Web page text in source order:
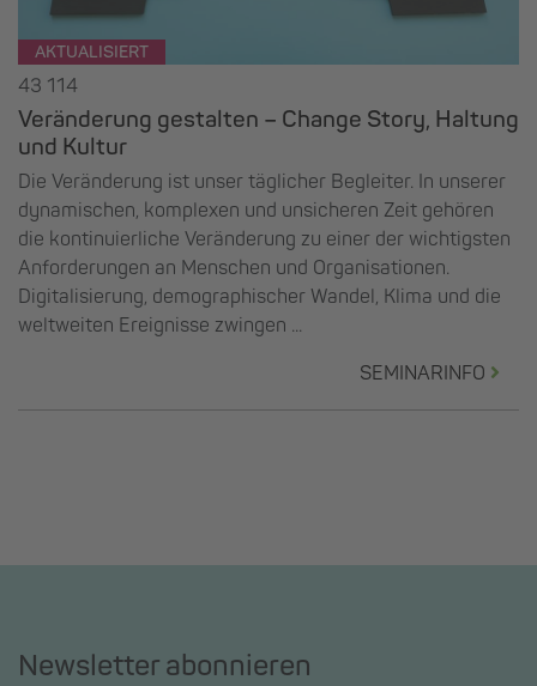
AKTUALISIERT
43 114
Veränderung gestalten – Change Story, Haltung
und Kultur
Die Veränderung ist unser täglicher Begleiter. In unserer
dynamischen, komplexen und unsicheren Zeit gehören
die kontinuierliche Veränderung zu einer der wichtigsten
Anforderungen an Menschen und Organisationen.
Digitalisierung, demographischer Wandel, Klima und die
weltweiten Ereignisse zwingen ...
SEMINARINFO
Newsletter abonnieren